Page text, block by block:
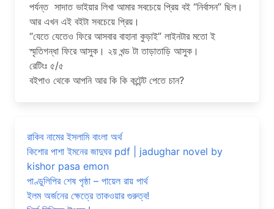
পর্যন্ত সাদাত ভাইয়ার লিখা আমার সবচেয়ে প্রিয় বই “নির্বাসন” ছিল।
আর এখন এই বইটা সবচেয়ে প্রিয়।
“যেতে যেতেও ফিরে আসবার বাহানা কুড়াই” লাইনটার মতো ই
স্মৃতিগন্ধা ফিরে আসুক। ২য় খন্ড টা তাড়াতাড়ি আসুক।
রেটিংঃ ৫/৫
বইপাও থেকে আপনি আর কি কি কন্টেন্ট পেতে চান?
রাকিব নামের ইসলামি বাংলা অর্থ
কিশোর পাশা ইমনের জাদুঘর pdf | jadughar novel by
kishor pasa emon
পাণ্ডুলিপির শেষ পৃষ্ঠা – পায়েল রায় পার্থ
ইলম অর্জনের ক্ষেত্রে তাকওয়ার গুরুত্ব!